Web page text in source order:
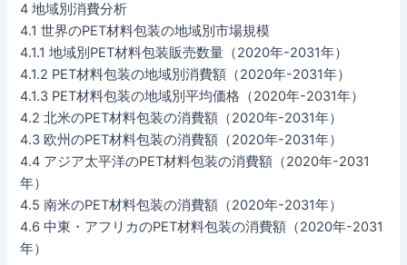
4 地域別消費分析
4.1 世界のPET材料包装の地域別市場規模
4.1.1 地域別PET材料包装販売数量（2020年-2031年）
4.1.2 PET材料包装の地域別消費額（2020年-2031年）
4.1.3 PET材料包装の地域別平均価格（2020年-2031年）
4.2 北米のPET材料包装の消費額（2020年-2031年）
4.3 欧州のPET材料包装の消費額（2020年-2031年）
4.4 アジア太平洋のPET材料包装の消費額（2020年-2031
年）
4.5 南米のPET材料包装の消費額（2020年-2031年）
4.6 中東・アフリカのPET材料包装の消費額（2020年-2031
年）